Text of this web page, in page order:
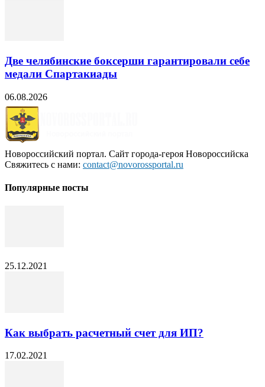
Две челябинские боксерши гарантировали себе
медали Спартакиады
06.08.2026
Новороссийский портал. Сайт города-героя Новороссийска
Свяжитесь с нами: contact@novorossportal.ru
Популярные посты
25.12.2021
Как выбрать расчетный счет для ИП?
17.02.2021